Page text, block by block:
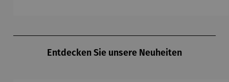
Entdecken Sie unsere Neuheiten